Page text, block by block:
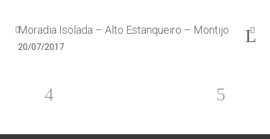
Moradia Isolada – Alto Estanqueiro – Montijo
20/07/2017